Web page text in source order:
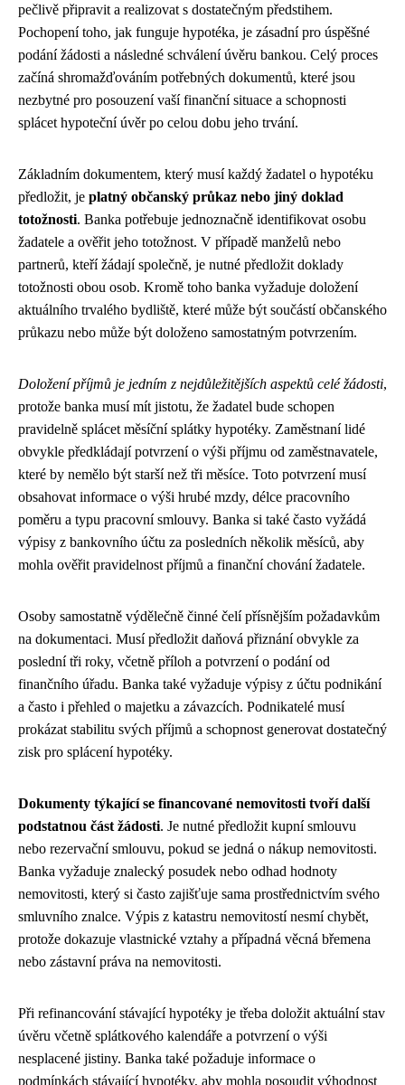
pečlivě připravit a realizovat s dostatečným předstihem.
Pochopení toho, jak funguje hypotéka, je zásadní pro úspěšné
podání žádosti a následné schválení úvěru bankou. Celý proces
začíná shromažďováním potřebných dokumentů, které jsou
nezbytné pro posouzení vaší finanční situace a schopnosti
splácet hypoteční úvěr po celou dobu jeho trvání.
Základním dokumentem, který musí každý žadatel o hypotéku
předložit, je platný občanský průkaz nebo jiný doklad
totožnosti. Banka potřebuje jednoznačně identifikovat osobu
žadatele a ověřit jeho totožnost. V případě manželů nebo
partnerů, kteří žádají společně, je nutné předložit doklady
totožnosti obou osob. Kromě toho banka vyžaduje doložení
aktuálního trvalého bydliště, které může být součástí občanského
průkazu nebo může být doloženo samostatným potvrzením.
Doložení příjmů je jedním z nejdůležitějších aspektů celé žádosti,
protože banka musí mít jistotu, že žadatel bude schopen
pravidelně splácet měsíční splátky hypotéky. Zaměstnaní lidé
obvykle předkládají potvrzení o výši příjmu od zaměstnavatele,
které by nemělo být starší než tři měsíce. Toto potvrzení musí
obsahovat informace o výši hrubé mzdy, délce pracovního
poměru a typu pracovní smlouvy. Banka si také často vyžádá
výpisy z bankovního účtu za posledních několik měsíců, aby
mohla ověřit pravidelnost příjmů a finanční chování žadatele.
Osoby samostatně výdělečně činné čelí přísnějším požadavkům
na dokumentaci. Musí předložit daňová přiznání obvykle za
poslední tři roky, včetně příloh a potvrzení o podání od
finančního úřadu. Banka také vyžaduje výpisy z účtu podnikání
a často i přehled o majetku a závazcích. Podnikatelé musí
prokázat stabilitu svých příjmů a schopnost generovat dostatečný
zisk pro splácení hypotéky.
Dokumenty týkající se financované nemovitosti tvoří další
podstatnou část žádosti. Je nutné předložit kupní smlouvu
nebo rezervační smlouvu, pokud se jedná o nákup nemovitosti.
Banka vyžaduje znalecký posudek nebo odhad hodnoty
nemovitosti, který si často zajišťuje sama prostřednictvím svého
smluvního znalce. Výpis z katastru nemovitostí nesmí chybět,
protože dokazuje vlastnické vztahy a případná věcná břemena
nebo zástavní práva na nemovitosti.
Při refinancování stávající hypotéky je třeba doložit aktuální stav
úvěru včetně splátkového kalendáře a potvrzení o výši
nesplacené jistiny. Banka také požaduje informace o
podmínkách stávající hypotéky, aby mohla posoudit výhodnost